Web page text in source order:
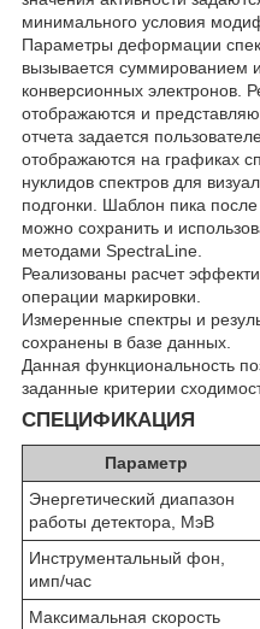
минимального условия
Параметры деформации
вызывается суммированием
конверсионных электронов.
отображаются и
отчета задается
отображаются на графиках
нуклидов спектров для
подгонки. Шаблон пика
можно сохранить и
методами SpectraLine.
Реализованы расчет
операции маркировки.
Измеренные спектры и
сохранены в базе данных.
Данная функциональность
заданные критерии
СПЕЦИФИКАЦИЯ
Параметр
Энергетический диапазон
работы детектора, МэВ
Инструментальный фон,
имп/час
Максимальная скорость